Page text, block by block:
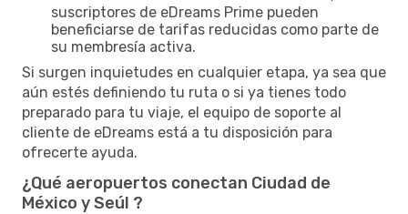
suscriptores de eDreams Prime pueden
beneficiarse de tarifas reducidas como parte de
su membresía activa.
Si surgen inquietudes en cualquier etapa, ya sea que
aún estés definiendo tu ruta o si ya tienes todo
preparado para tu viaje, el equipo de soporte al
cliente de eDreams está a tu disposición para
ofrecerte ayuda.
¿Qué aeropuertos conectan Ciudad de
México y Seúl ?